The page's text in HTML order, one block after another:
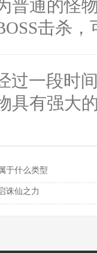
普通的怪
击杀
过一段时
具有强大
于什么类型
诛仙之力